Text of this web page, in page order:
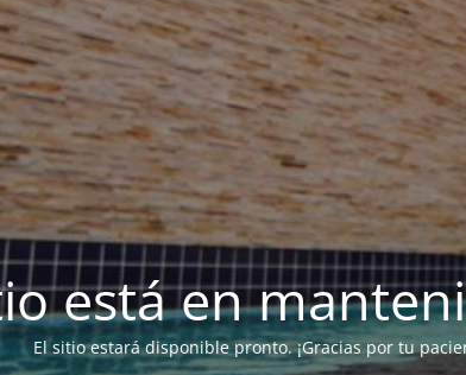
está en
El sitio estará disponible pronto. ¡Gracias por tu